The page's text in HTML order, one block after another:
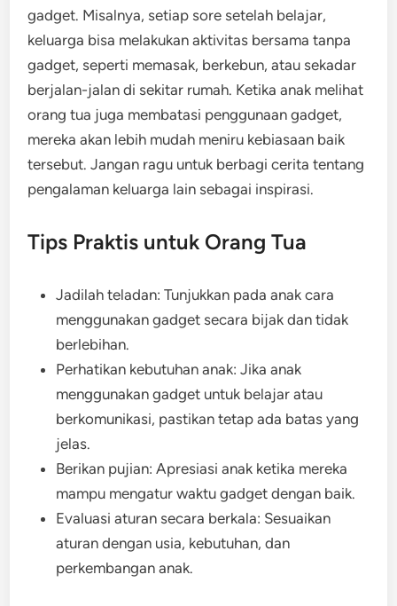
gadget. Misalnya, setiap sore setelah belajar,
keluarga bisa melakukan aktivitas bersama tanpa
gadget, seperti memasak, berkebun, atau sekadar
berjalan-jalan di sekitar rumah. Ketika anak melihat
orang tua juga membatasi penggunaan gadget,
mereka akan lebih mudah meniru kebiasaan baik
tersebut. Jangan ragu untuk berbagi cerita tentang
pengalaman keluarga lain sebagai inspirasi.
Tips Praktis untuk Orang Tua
Jadilah teladan: Tunjukkan pada anak cara
menggunakan gadget secara bijak dan tidak
berlebihan.
Perhatikan kebutuhan anak: Jika anak
menggunakan gadget untuk belajar atau
berkomunikasi, pastikan tetap ada batas yang
jelas.
Berikan pujian: Apresiasi anak ketika mereka
mampu mengatur waktu gadget dengan baik.
Evaluasi aturan secara berkala: Sesuaikan
aturan dengan usia, kebutuhan, dan
perkembangan anak.